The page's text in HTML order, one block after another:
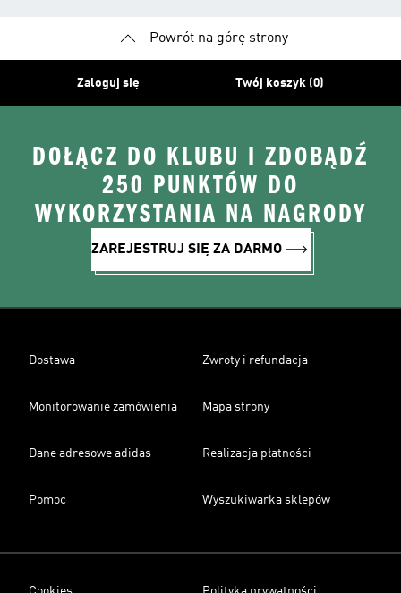
Powrót na górę strony
Zaloguj się Twój koszyk (0)
DOŁĄCZ DO KLUBU I ZDOBĄDŹ
250 PUNKTÓW DO
WYKORZYSTANIA NA NAGRODY
ZAREJESTRUJ SIĘ ZA DARMO
Dostawa Zwroty i refundacja
Monitorowanie zamówienia Mapa strony
Dane adresowe adidas Realizacja płatności
Pomoc Wyszukiwarka sklepów